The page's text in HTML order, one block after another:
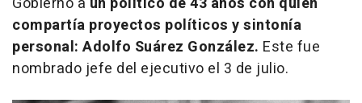
compartía proyectos políticos y sintonía
personal: Adolfo Suárez González. Este fue
nombrado jefe del ejecutivo el 3 de julio.